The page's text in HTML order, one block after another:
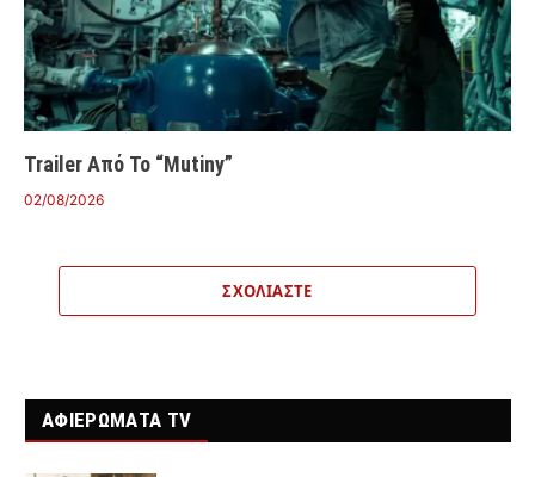
Trailer Από Το “Mutiny”
02/08/2026
ΣΧΟΛΙΆΣΤΕ
ΑΦΙΕΡΩΜΑΤΑ TV